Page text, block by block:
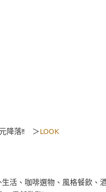
降落!! ＞LOOK
活、咖啡選物、風格餐飲、